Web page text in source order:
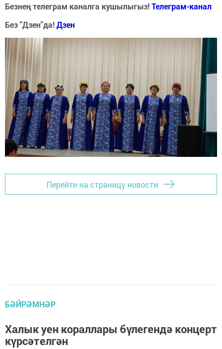
Безнең телеграм каналга кушылыгыз!Телеграм-канал
Без "Дзен"да!Дзен
Перейти на страницу новости
БӘЙРӘМНӘР
Халык уен кораллары бүлегендә концерт
күрсәтелгән